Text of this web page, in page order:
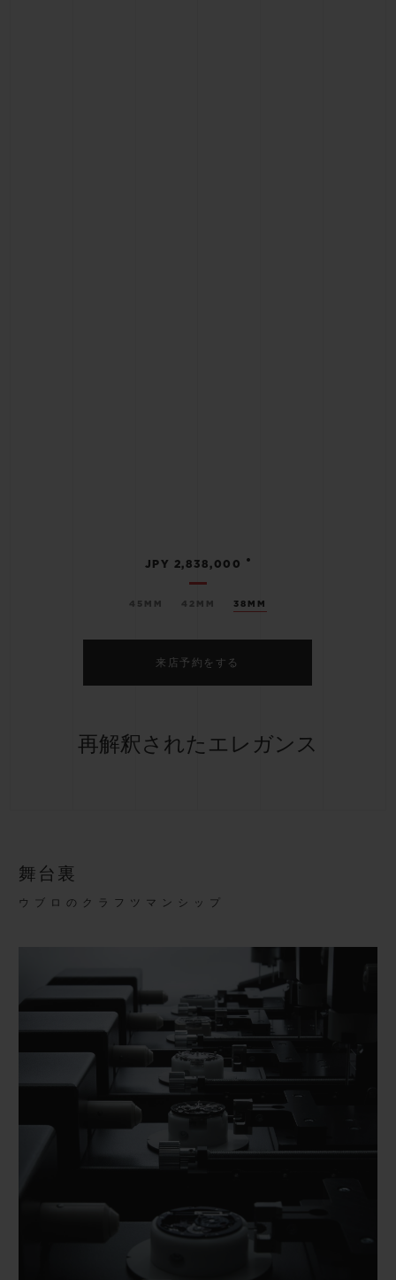
45MM 42MM 38MM
JPY 2,838,000 •
来店予約をする
再解釈されたエレガンス
舞台裏
ウブロのクラフツマンシップ